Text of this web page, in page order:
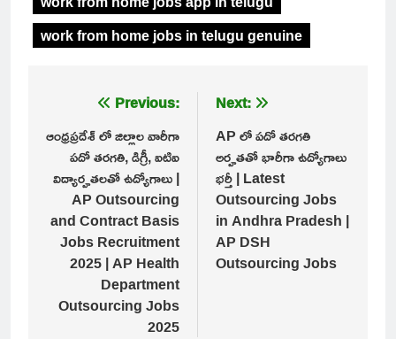
work from home jobs in telugu genuine
navigation
Previous:
ఆంధ్రప్రదేశ్ లో జిల్లాల వారీగా
పదో తరగతి, డిగ్రీ, ఐటిఐ
విద్యార్హతలతో ఉద్యోగాలు |
AP Outsourcing
and Contract Basis
Jobs Recruitment
2025 | AP Health
Department
Outsourcing Jobs
2025
Next:
AP లో పదో తరగతి
అర్హతతో భారీగా ఉద్యోగాలు
భర్తీ | Latest
Outsourcing Jobs
in Andhra Pradesh |
AP DSH
Outsourcing Jobs